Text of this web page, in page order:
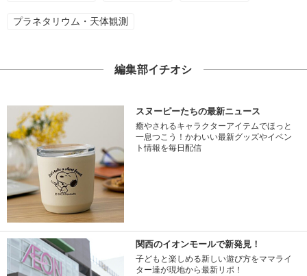
プラネタリウム・天体観測
編集部イチオシ
スヌーピーたちの最新ニュース
癒やされるキャラクターアイテムでほっと
一息つこう！かわいい最新グッズやイベン
ト情報を毎日配信
関西のイオンモールで新発見！
子どもと楽しめる新しい遊び方をママライ
ター達が現地から最新リポ！